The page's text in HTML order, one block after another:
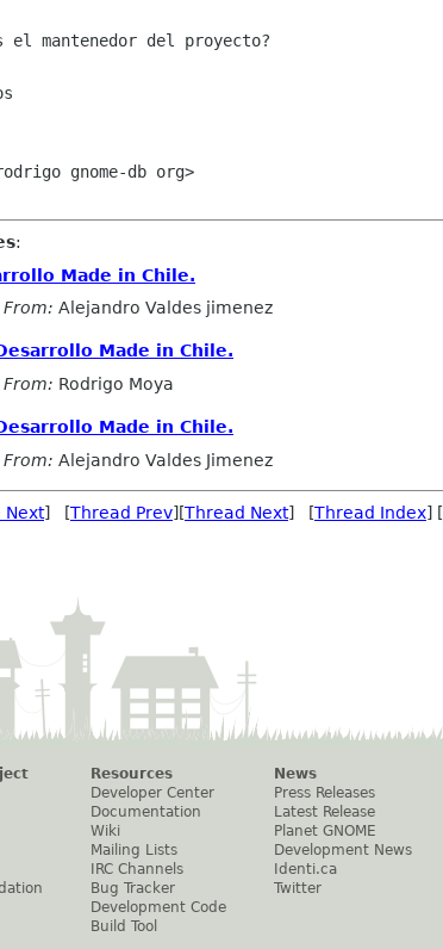
el mantenedor del proyecto?
gnome-db org>
:
Made in Chile.
From: Alejandro Valdes jimenez
Made in Chile.
From: Rodrigo Moya
Made in Chile.
From: Alejandro Valdes Jimenez
Next] [Thread Prev][Thread Next] [Thread Index] [
Resources
Developer Center
Documentation
Wiki
Mailing Lists
IRC Channels
Bug Tracker
Development Code
Build Tool
News
Press Releases
Latest Release
Planet GNOME
Development News
Identi.ca
Twitter